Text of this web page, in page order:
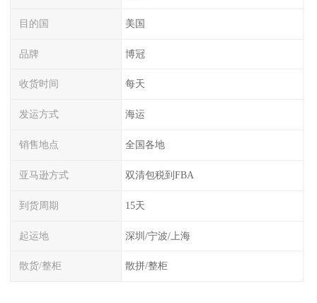
目的国 美国
品牌 博冠
收货时间 每天
发运方式 海运
销售地点 全国各地
亚马逊方式 双清包税到FBA
到货周期 15天
起运地 深圳/宁波/上海
散货/整柜 散拼/整柜